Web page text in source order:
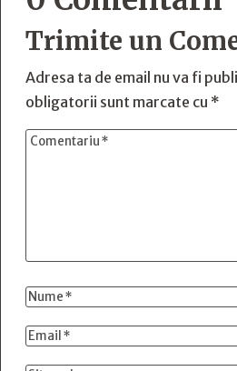
Trimite un
Adresa ta de email nu va fi
obligatorii sunt marcate cu *